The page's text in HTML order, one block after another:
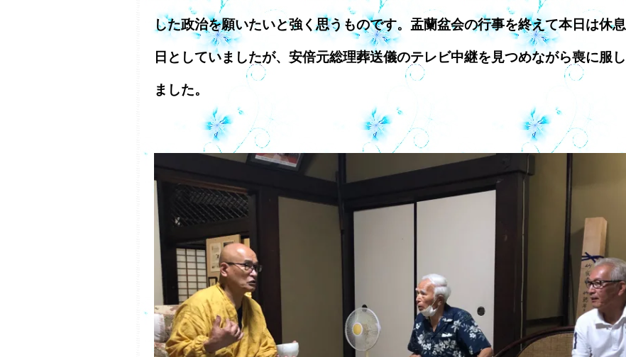
した政治を願いたいと強く思うものです。盂蘭盆会の行事を終えて本日は休息
日としていましたが、安倍元総理葬送儀のテレビ中継を見つめながら喪に服し
ました。